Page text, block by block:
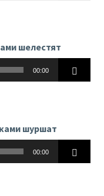
шелестят
00:00
шуршат
00:00